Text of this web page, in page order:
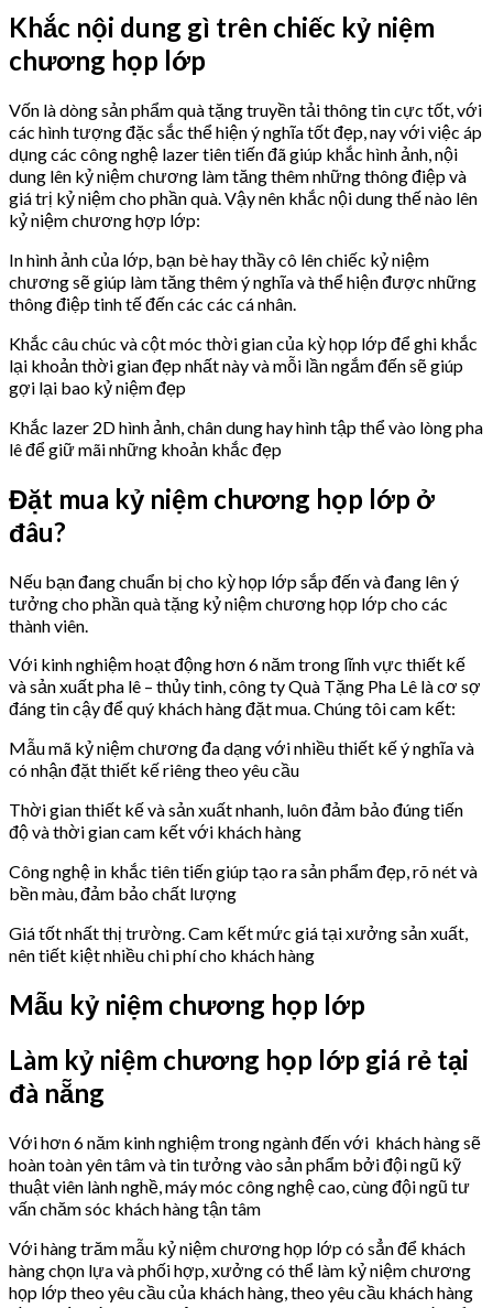
Khắc nội dung gì trên chiếc kỷ niệm
chương họp lớp
Vốn là dòng sản phẩm quà tặng truyền tải thông tin cực tốt, với
các hình tượng đặc sắc thể hiện ý nghĩa tốt đẹp, nay với việc áp
dụng các công nghệ lazer tiên tiến đã giúp khắc hình ảnh, nội
dung lên kỷ niệm chương làm tăng thêm những thông điệp và
giá trị kỷ niệm cho phần quà. Vậy nên khắc nội dung thế nào lên
kỷ niệm chương hợp lớp:
In hình ảnh của lớp, bạn bè hay thầy cô lên chiếc kỷ niệm
chương sẽ giúp làm tăng thêm ý nghĩa và thể hiện được những
thông điệp tinh tế đến các các cá nhân.
Khắc câu chúc và cột móc thời gian của kỳ họp lớp để ghi khắc
lại khoản thời gian đẹp nhất này và mỗi lần ngắm đến sẽ giúp
gợi lại bao kỷ niệm đẹp
Khắc lazer 2D hình ảnh, chân dung hay hình tập thể vào lòng pha
lê để giữ mãi những khoản khắc đẹp
Đặt mua kỷ niệm chương họp lớp ở
đâu?
Nếu bạn đang chuẩn bị cho kỳ họp lớp sắp đến và đang lên ý
tưởng cho phần quà tặng kỷ niệm chương họp lớp cho các
thành viên.
Với kinh nghiệm hoạt động hơn 6 năm trong lĩnh vực thiết kế
và sản xuất pha lê – thủy tinh, công ty Quà Tặng Pha Lê là cơ sợ
đáng tin cậy để quý khách hàng đặt mua. Chúng tôi cam kết:
Mẫu mã kỷ niệm chương đa dạng với nhiều thiết kế ý nghĩa và
có nhận đặt thiết kế riêng theo yêu cầu
Thời gian thiết kế và sản xuất nhanh, luôn đảm bảo đúng tiến
độ và thời gian cam kết với khách hàng
Công nghệ in khắc tiên tiến giúp tạo ra sản phẩm đẹp, rõ nét và
bền màu, đảm bảo chất lượng
Giá tốt nhất thị trường. Cam kết mức giá tại xưởng sản xuất,
nên tiết kiệt nhiều chi phí cho khách hàng
Mẫu kỷ niệm chương họp lớp
Làm kỷ niệm chương họp lớp giá rẻ tại
đà nẵng
Với hơn 6 năm kinh nghiệm trong ngành đến với khách hàng sẽ
hoàn toàn yên tâm và tin tưởng vào sản phẩm bởi đội ngũ kỹ
thuật viên lành nghề, máy móc công nghệ cao, cùng đội ngũ tư
vấn chăm sóc khách hàng tận tâm
Với hàng trăm mẫu kỷ niệm chương họp lớp có sẳn để khách
hàng chọn lựa và phối hợp, xưởng có thể làm kỷ niệm chương
họp lớp theo yêu cầu của khách hàng, theo yêu cầu khách hàng